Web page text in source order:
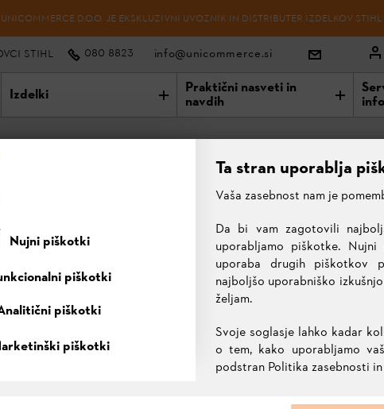
UNICOMMERCE D.O.O. JE EKSKLUZIVNI UVOZNIK IN DISTRIBUTER IZDELKOV
STIHL 080 8823 info@unicommerce.si
Izdelki Praktični nasveti in
navdih
CM, 1,6 MM Meč Duromatic E,
CM, 1,6 mm
82,00 €
IZBRANI IZDELEK
Nujni piškotki
piškotki
piškotki
piškotki
Ta stran uporablja
Vaša zasebnost nam je
Da bi vam zagotovili
uporabljamo piškotke.
uporaba drugih piškotkov
najboljšo uporabniško
željam.
Svoje soglasje lahko kadar
o tem, kako uporabljamo
podstran Politika zasebnosti